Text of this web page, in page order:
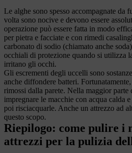
Le alghe sono spesso accompagnate da
volta sono nocive e devono essere
operazione può essere fatta in modo
per pietra e facciate e con rimedi
carbonato di sodio (chiamato anche
occhiali di protezione quando si utilizza
irritano gli occhi.
Gli escrementi degli uccelli sono
anche diffondere batteri.
rimossi dalla parete. Nella maggior parte
impregnare le macchie con acqua calda
poi risciacquarle. Anche un attrezzo ad
questo scopo.
Riepilogo: come pulire i
attrezzi per la pulizia